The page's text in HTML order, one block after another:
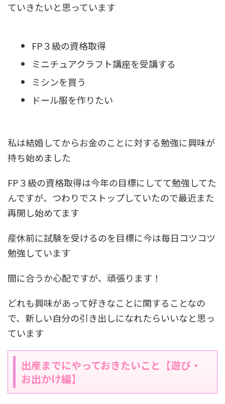
ていきたいと思っています
FP３級の資格取得
ミニチュアクラフト講座を受講する
ミシンを買う
ドール服を作りたい
私は結婚してからお金のことに対する勉強に興味が
持ち始めました
FP３級の資格取得は今年の目標にしてて勉強してた
んですが、つわりでストップしていたので最近また
再開し始めてます
産休前に試験を受けるのを目標に今は毎日コツコツ
勉強しています
間に合うか心配ですが、頑張ります！
どれも興味があって好きなことに関することなの
で、新しい自分の引き出しになれたらいいなと思っ
ています
出産までにやっておきたいこと【遊び・
お出かけ編】